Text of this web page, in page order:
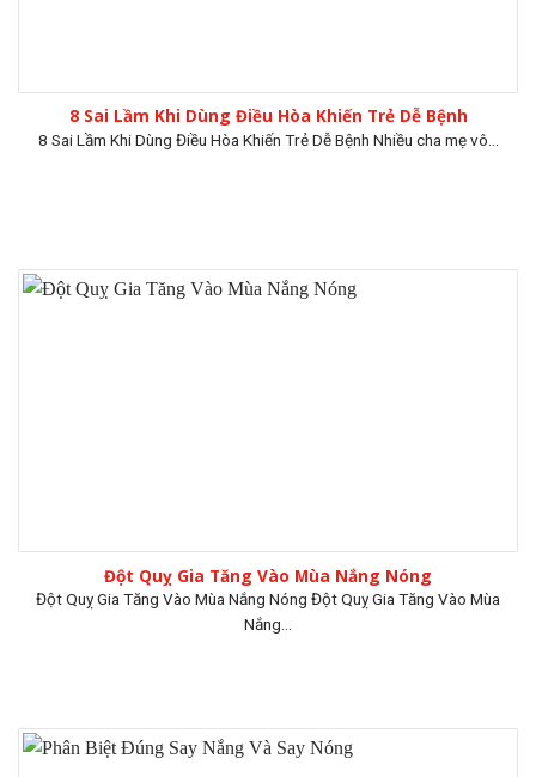
8 Sai Lầm Khi Dùng Điều Hòa Khiến Trẻ Dễ Bệnh
8 Sai Lầm Khi Dùng Điều Hòa Khiến Trẻ Dễ Bệnh Nhiều cha mẹ vô...
Đột Quỵ Gia Tăng Vào Mùa Nắng Nóng
Đột Quỵ Gia Tăng Vào Mùa Nắng Nóng Đột Quỵ Gia Tăng Vào Mùa
Nắng...